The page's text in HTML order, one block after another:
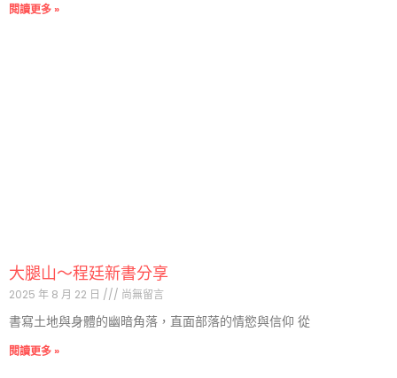
閱讀更多 »
大腿山～程廷新書分享
2025 年 8 月 22 日 尚無留言
書寫土地與身體的幽暗角落，直面部落的情慾與信仰 從
閱讀更多 »